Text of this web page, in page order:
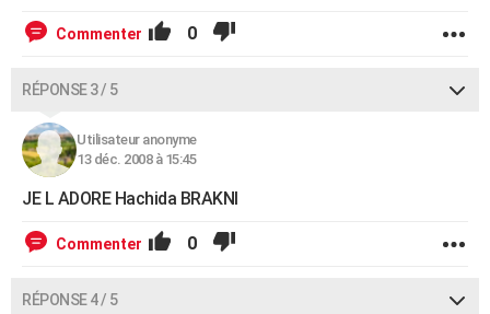
Commenter 0
RÉPONSE 3 / 5
Utilisateur anonyme
13 déc. 2008 à 15:45
JE L ADORE Hachida BRAKNI
Commenter 0
RÉPONSE 4 / 5